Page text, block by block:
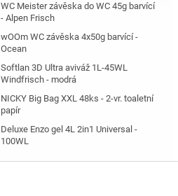
WC Meister závěska do WC 45g barvící
- Alpen Frisch
wOOm WC závěska 4x50g barvící -
Ocean
Softlan 3D Ultra aviváž 1L-45WL
Windfrisch - modrá
NICKY Big Bag XXL 48ks - 2-vr. toaletní
papír
Deluxe Enzo gel 4L 2in1 Universal -
100WL